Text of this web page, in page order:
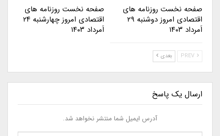
صفحه نخست روزنامه های
اقتصادی امروز دوشنبه ۲۹
اَمرداد ۱۴۰۳
صفحه نخست روزنامه های
اقتصادی امروز چهارشنبه ۲۴
اَمرداد ۱۴۰۳
بعدی
ارسال یک پاسخ
آدرس ایمیل شما منتشر نخواهد شد.